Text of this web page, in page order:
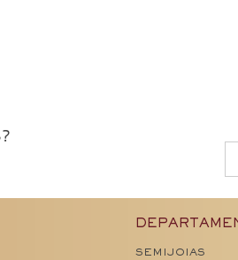
SEMIJOIAS